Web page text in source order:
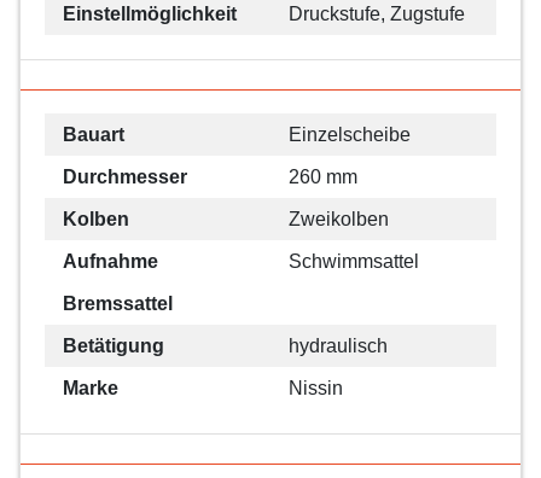
Einstellmöglichkeit Druckstufe, Zugstufe
Bauart Einzelscheibe
Durchmesser 260 mm
Kolben Zweikolben
Aufnahme
Bremssattel
Schwimmsattel
Betätigung hydraulisch
Marke Nissin